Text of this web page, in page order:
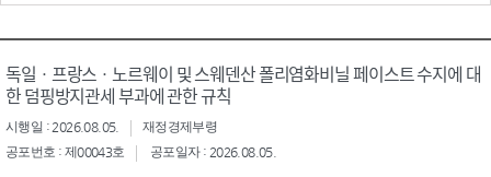
독일ㆍ프랑스ㆍ노르웨이 및 스웨덴산 폴리염화비닐 페이스트 수지에 대
한 덤핑방지관세 부과에 관한 규칙
시행일 : 2026.08.05.
재정경제부령
공포번호 : 제00043호
공포일자 : 2026.08.05.